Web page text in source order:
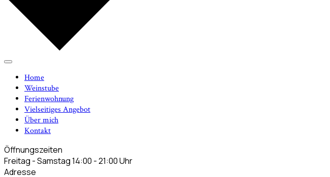
Home
Weinstube
Ferienwohnung
Vielseitiges Angebot
Über mich
Kontakt
Öffnungszeiten
Freitag - Samstag 14:00 - 21:00 Uhr
Adresse